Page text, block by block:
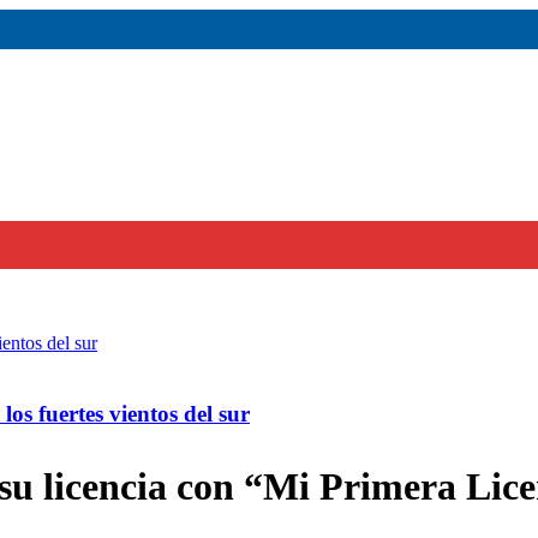
fuertes vientos del sur
licencia con “Mi Primera